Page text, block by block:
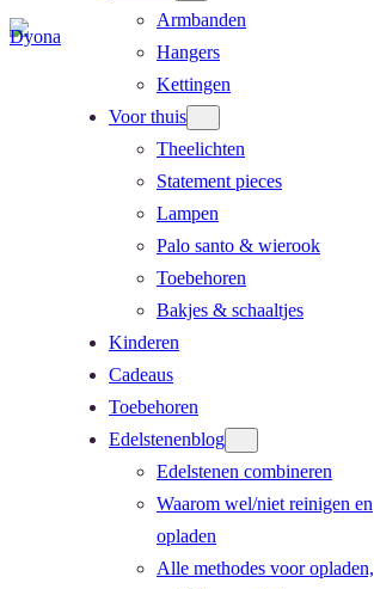
Armbanden
Hangers
Kettingen
Voor thuis
Theelichten
Statement pieces
Lampen
Palo santo & wierook
Toebehoren
Bakjes & schaaltjes
Kinderen
Cadeaus
Toebehoren
Edelstenenblog
Edelstenen combineren
Waarom wel/niet reinigen en
opladen
Alle methodes voor opladen,